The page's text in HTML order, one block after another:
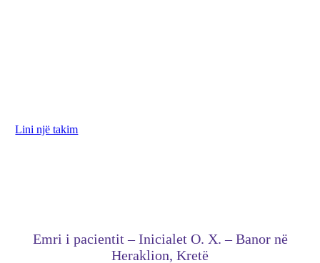
Lini një takim
Emri i pacientit – Inicialet O. X. – Banor në
Heraklion, Kretë